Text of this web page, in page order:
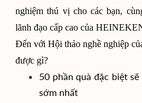
nghiệm thú vị cho các bạn,
lãnh đạo cấp cao của
Đến với Hội thảo nghề nghiệp
được gì?
50 phần quà đặc biệt
sớm nhất